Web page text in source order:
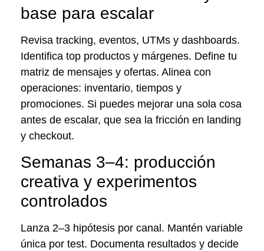
base para escalar
Revisa tracking, eventos, UTMs y dashboards.
Identifica top productos y márgenes. Define tu
matriz de mensajes y ofertas. Alinea con
operaciones: inventario, tiempos y
promociones. Si puedes mejorar una sola cosa
antes de escalar, que sea la fricción en landing
y checkout.
Semanas 3–4: producción
creativa y experimentos
controlados
Lanza 2–3 hipótesis por canal. Mantén variable
única por test. Documenta resultados y decide